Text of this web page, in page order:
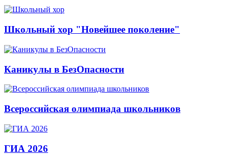
Школьный хор "Новейшее поколение"
Каникулы в БезОпасности
Всероссийская олимпиада школьников
ГИА 2026